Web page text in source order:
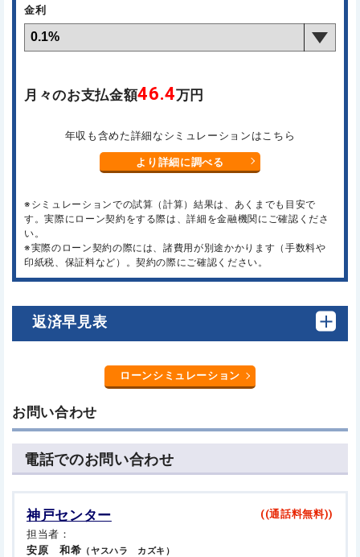
金利
月々のお支払金額46.4万円
年収も含めた詳細なシミュレーションはこちら
より詳細に調べる
※シミュレーションでの試算（計算）結果は、あくまでも目安で
す。実際にローン契約をする際は、詳細を金融機関にご確認くださ
い。
※実際のローン契約の際には、諸費用が別途かかります（手数料や
印紙税、保証料など）。契約の際にご確認ください。
返済早見表
ローンシミュレーション
お問い合わせ
電話でのお問い合わせ
神戸センター
((通話料無料))
担当者：
安原 和希 （ヤスハラ カズキ）